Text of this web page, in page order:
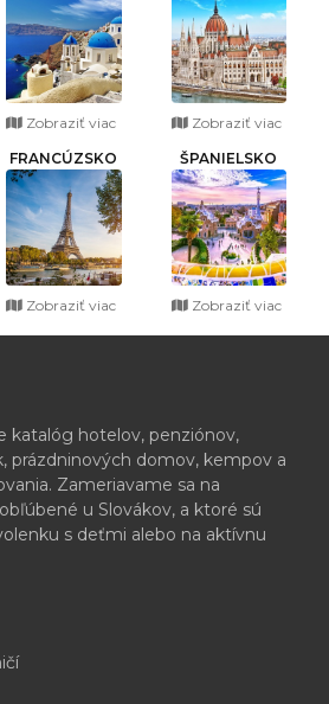
Zobraziť viac Zobraziť viac
FRANCÚZSKO
Zobraziť viac
ŠPANIELSKO
Zobraziť viac
katalóg hotelov, penziónov,
prázdninových domov, kempov a
Zameriavame sa na
u Slovákov, a ktoré sú
s deťmi alebo na aktívnu